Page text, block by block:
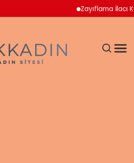
Zayıflama İlacı